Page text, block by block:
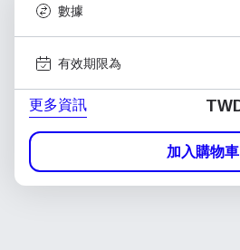
數據
有效期限為
更多資訊
加入購物車